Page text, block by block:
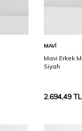
MAVI
Mavi Erkek
Siyah
2.694,49TL